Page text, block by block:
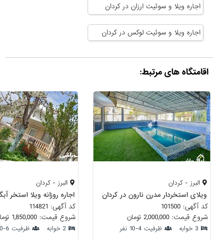
اجاره ویلا و سوئیت ارزان در کردان
اجاره ویلا و سوئیت لوکس در کردان
اقامتگاه های مرتبط:
البرز - کردان
ویلای استخردار مدرن نارون در کردان
کد آگهی: 101500
شروع قیمت: 2,000,000 تومان
3 خوابه ظرفیت 4-10 نفر
البرز - کردان
کد آگهی: 114821
شروع قیمت: 1,850,000 تومان
2 خوابه ظرفیت 6-10 نفر